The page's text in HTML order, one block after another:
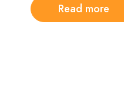
Read more